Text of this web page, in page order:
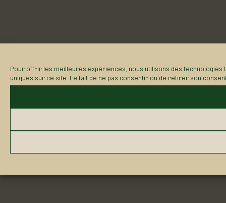
Pour offrir les meilleures expériences, nous utilisons des
uniques sur ce site. Le fait de ne pas consentir ou de retirer son